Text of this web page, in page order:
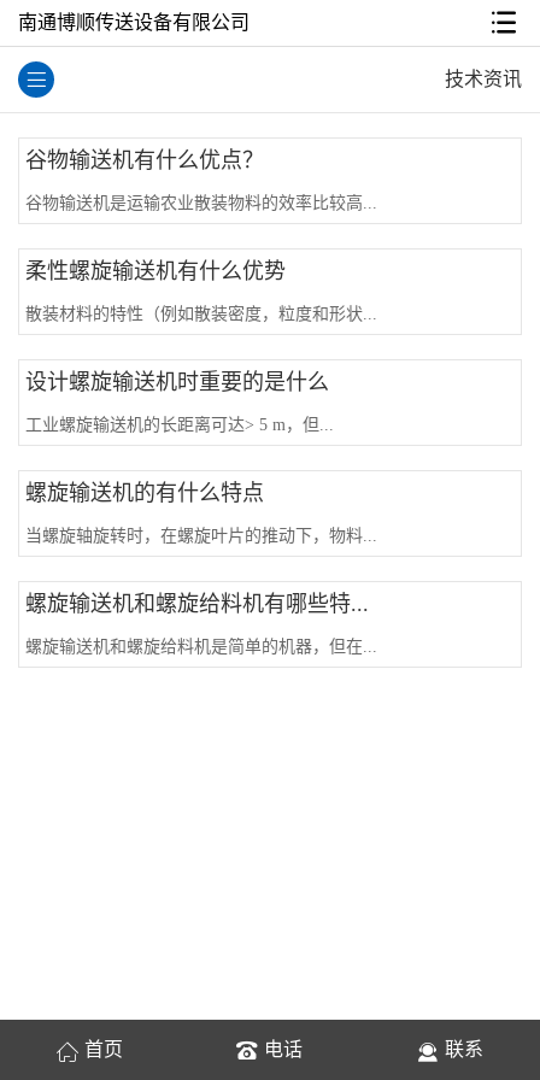
南通博顺传送设备有限公司
技术资讯
谷物输送机有什么优点？
谷物输送机是运输农业散装物料的效率比较高...
柔性螺旋输送机有什么优势
散装材料的特性（例如散装密度，粒度和形状...
设计螺旋输送机时重要的是什么
工业螺旋输送机的长距离可达> 5 m，但...
螺旋输送机的有什么特点
当螺旋轴旋转时，在螺旋叶片的推动下，物料...
螺旋输送机和螺旋给料机有哪些特...
螺旋输送机和螺旋给料机是简单的机器，但在...
首页 电话 联系